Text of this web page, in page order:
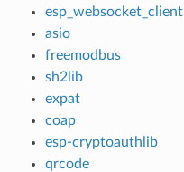
esp_websocket_client
asio
freemodbus
sh2lib
expat
coap
esp-cryptoauthlib
qrcode